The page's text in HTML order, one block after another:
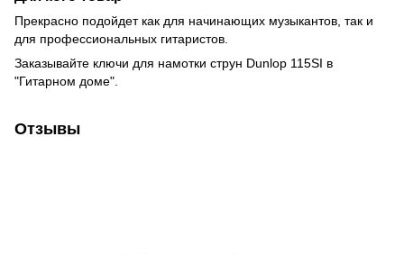
Прекрасно подойдет как для начинающих музыкантов, так и
для профессиональных гитаристов.
Заказывайте ключи для намотки струн Dunlop 115SI в
"Гитарном доме".
Отзывы